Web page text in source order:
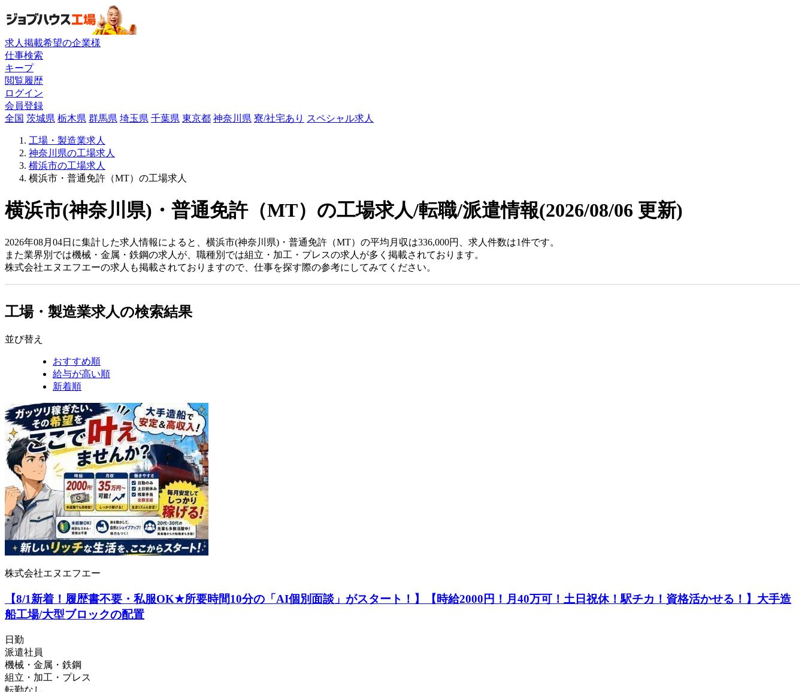
求人掲載希望の企業様
仕事検索
キープ
閲覧履歴
ログイン
会員登録
全国 茨城県 栃木県 群馬県 埼玉県 千葉県 東京都 神奈川県 寮/社宅あり スペシャル求人
工場・製造業求人
神奈川県の工場求人
横浜市の工場求人
横浜市・普通免許（MT）の工場求人
横浜市(神奈川県)・普通免許（MT）の工場求人/転職/派遣情報(2026/08/06 更新)
2026年08月04日に集計した求人情報によると、横浜市(神奈川県)・普通免許（MT）の平均月収は336,000円、求人件数は1件です。
また業界別では機械・金属・鉄鋼の求人が、職種別では組立・加工・プレスの求人が多く掲載されております。
株式会社エヌエフエーの求人も掲載されておりますので、仕事を探す際の参考にしてみてください。
工場・製造業求人の検索結果
並び替え
おすすめ順
給与が高い順
新着順
株式会社エヌエフエー
【8/1新着！履歴書不要・私服OK★所要時間10分の「AI個別面談」がスタート！】【時給2000円！月40万可！土日祝休！駅チカ！資格活かせる！】大手造
船工場/大型ブロックの配置
日勤
派遣社員
機械・金属・鉄鋼
組立・加工・プレス
転勤なし